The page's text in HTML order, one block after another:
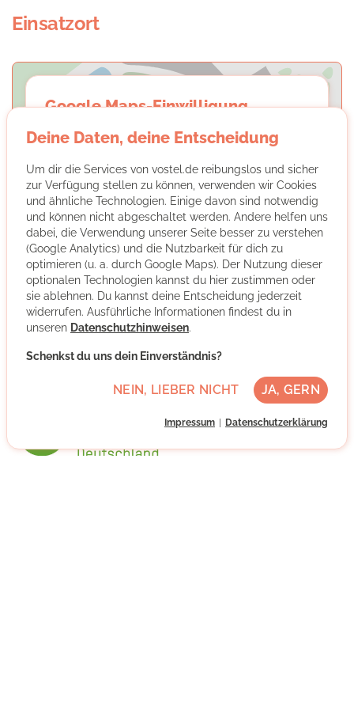
Einsatzort
Google Maps-Einwilligung
Mit dem Laden der Karten erklärst du dich
einverstanden, dass wir dir Inhalte von
Google Maps anzeigen. Mehr dazu findest du
in unsererDatenschutzerklärung.
KARTEN LADEN
Oxfam Deutschland Shops gGmbH
Deine Daten, deine Entscheidung
Um dir die Services von vostel.de reibungslos und sicher
zur Verfügung stellen zu können, verwenden wir Cookies
und ähnliche Technologien. Einige davon sind notwendig
und können nicht abgeschaltet werden. Andere helfen uns
dabei, die Verwendung unserer Seite besser zu verstehen
(Google Analytics) und die Nutzbarkeit für dich zu
optimieren (u. a. durch Google Maps). Der Nutzung dieser
optionalen Technologien kannst du hier zustimmen oder
sie ablehnen. Du kannst deine Entscheidung jederzeit
widerrufen. Ausführliche Informationen findest du in
unseren Datenschutzhinweisen.
Schenkst du uns dein Einverständnis?
NEIN, LIEBER NICHT JA, GERN
Impressum Datenschutzerklärung